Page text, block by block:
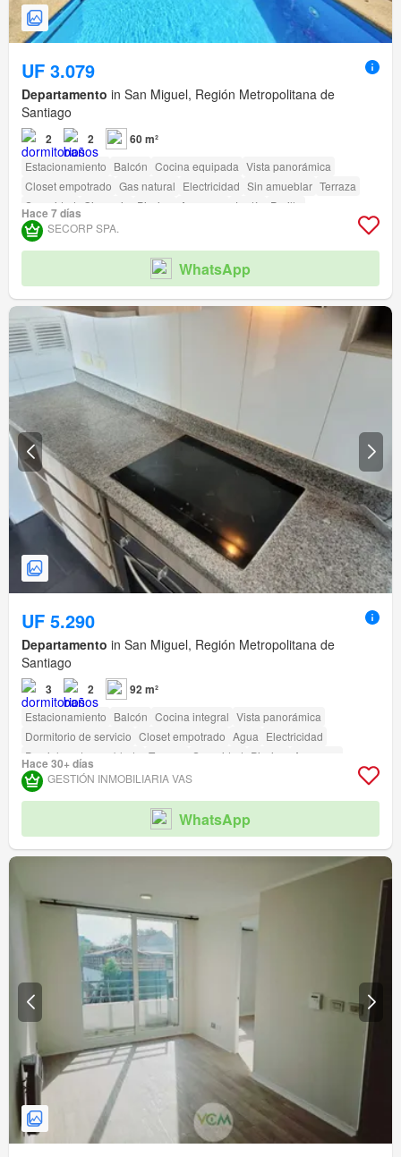
UF 3.079
Departamento in San Miguel, Región Metropolitana de
Santiago
2 2 60 m²
Estacionamiento Balcón Cocina equipada Vista panorámica
Closet empotrado Gas natural Electricidad Sin amueblar Terraza
Seguridad
Gimnasio Piscina Ascensor Jardín
Parilla
Caseta de vigilancia
Hace 7 días
SECORP SPA.
WhatsApp
UF 5.290
Departamento in San Miguel, Región Metropolitana de
Santiago
3 2 92 m²
Estacionamiento Balcón Cocina integral Vista panorámica
Dormitorio de servicio Closet empotrado Agua Electricidad
Parcialmente amoblado
Terraza Seguridad Piscina
Ascensor
Parilla Caseta de vigilancia Acceso para personas con discapacidad
Hace 30+ días
GESTIÓN INMOBILIARIA VAS
WhatsApp